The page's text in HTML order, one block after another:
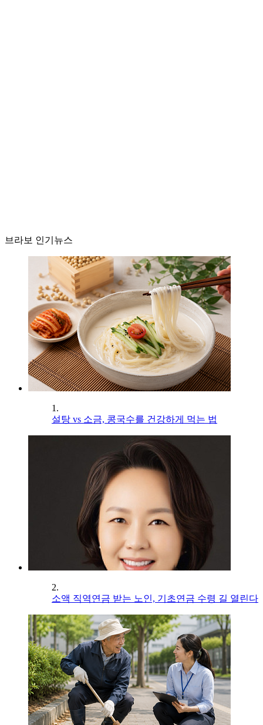
브라보 인기뉴스
1.
설탕 vs 소금, 콩국수를 건강하게 먹는 법
2.
소액 직역연금 받는 노인, 기초연금 수령 길 열린다